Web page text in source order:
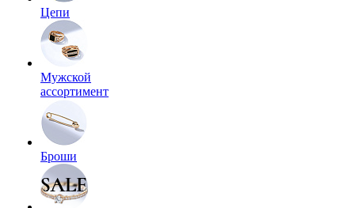
Цепи
Мужской
ассортимент
Броши